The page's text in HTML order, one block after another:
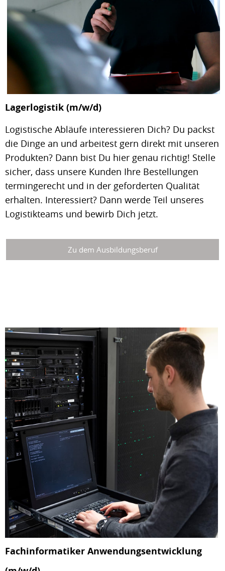
Lagerlogistik (m/w/d)
Logistische Abläufe interessieren Dich? Du packst
die Dinge an und arbeitest gern direkt mit unseren
Produkten? Dann bist Du hier genau richtig! Stelle
sicher, dass unsere Kunden Ihre Bestellungen
termingerecht und in der geforderten Qualität
erhalten. Interessiert? Dann werde Teil unseres
Logistikteams und bewirb Dich jetzt.
Zu dem Ausbildungsberuf
Fachinformatiker Anwendungsentwicklung